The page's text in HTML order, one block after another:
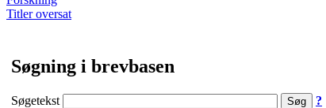
Titler oversat
Søgning i brevbasen
Søgetekst ?